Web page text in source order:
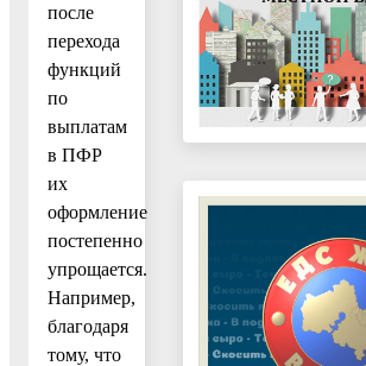
после
перехода
функций
по
выплатам
в ПФР
их
оформление
постепенно
упрощается.
Например,
благодаря
тому, что